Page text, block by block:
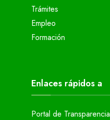
Trámites
Empleo
Formación
Enlaces rápidos a
Portal de Transparencia